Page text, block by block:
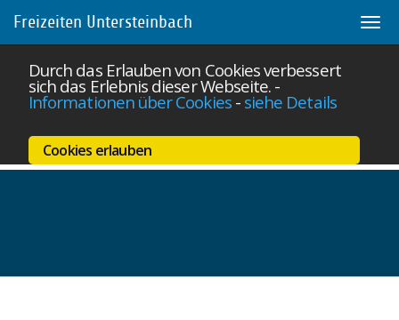
Durch das Erlauben von Cookies verbessert
sich das Erlebnis dieser Webseite. -
Informationen über Cookies- siehe Details
Cookies erlauben
Freizeiten Untersteinbach